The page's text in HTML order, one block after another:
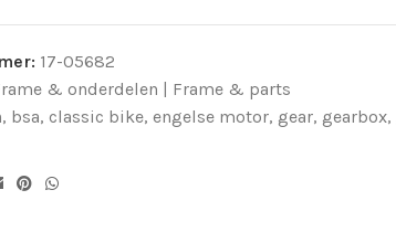
17-05682
& onderdelen | Frame & parts
, bsa, classic bike, engelse motor, gear, gearbox,